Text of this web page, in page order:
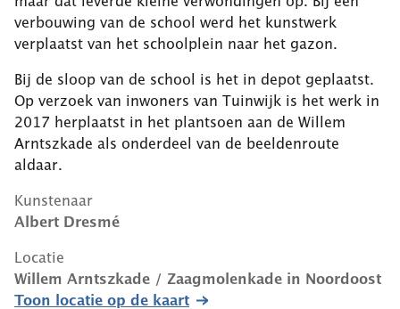
verbouwing van de school werd het kunstwerk
verplaatst van het schoolplein naar het gazon.
Bij de sloop van de school is het in depot geplaatst.
Op verzoek van inwoners van Tuinwijk is het werk in
2017 herplaatst in het plantsoen aan de Willem
Arntszkade als onderdeel van de beeldenroute
aldaar.
Kunstenaar
Albert Dresmé
Locatie
Willem Arntszkade / Zaagmolenkade in Noordoost
Toon locatie op de kaart